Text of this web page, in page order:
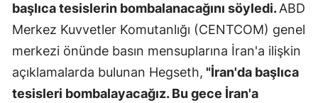
Erzincan
Erzurum
Eskişehir
başlıca tesislerin bombalanacağını söyledi.ABD
Merkez Kuvvetler Komutanlığı (CENTCOM) genel
merkezi önünde basın mensuplarına İran'a ilişkin
açıklamalarda bulunan Hegseth, "İran'da başlıca
tesisleri bombalayacağız. Bu gece İran'a